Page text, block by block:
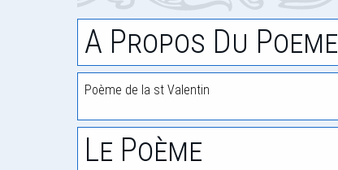
A Propos Du Poeme
Poème de la st Valentin
Le Poème